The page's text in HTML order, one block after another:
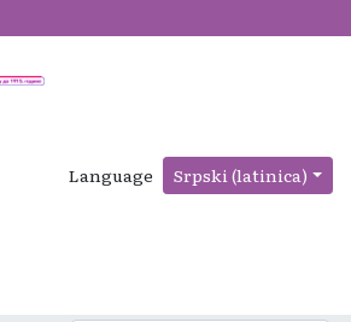
Language Srpski (latinica)